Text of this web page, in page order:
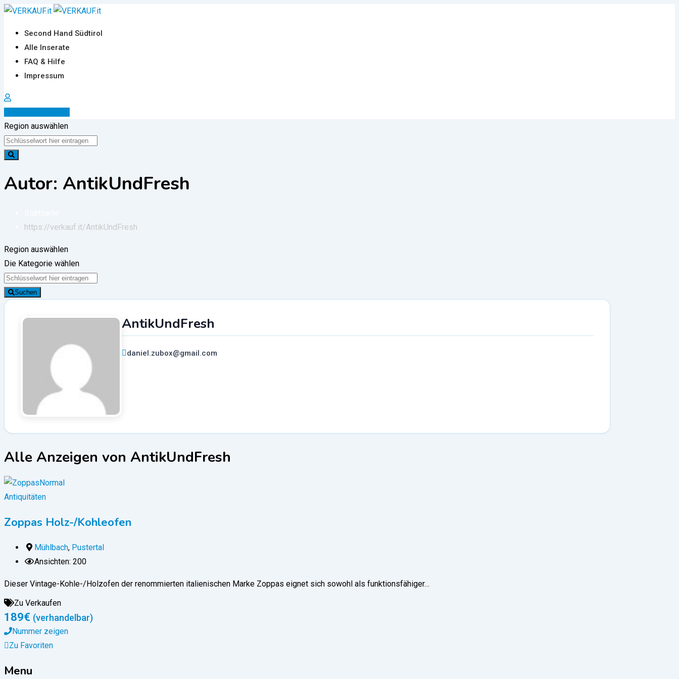
Zum
springen
Second Hand Südtirol
Alle Inserate
FAQ & Hilfe
Impressum
Region auswählen
Autor: AntikUndFresh
https://verkauf.it/AntikUndFresh
Region auswählen
Die Kategorie wählen
Suchen
AntikUndFresh
daniel.zubox@gmail.com
Alle Anzeigen von AntikUndFresh
Antiquitäten
Zoppas Holz-/Kohleofen
Mühlbach, Pustertal
Ansichten: 200
Dieser Vintage-Kohle-/Holzofen der renommierten italienischen Marke Zoppas eignet sich sowohl als funktionsfähiger…
Zu Verkaufen
189€ (verhandelbar)
Nummer zeigen
Zu Favoriten
Menu